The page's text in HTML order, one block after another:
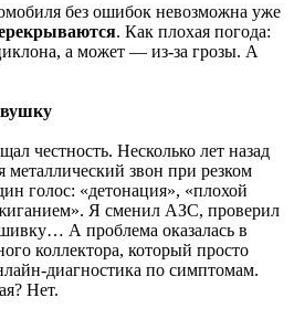
без ошибок невозможна уже
. Как плохая погода:
а может — из-за грозы. А
честность. Несколько лет назад
звон при резком
голос: «детонация», «плохой
Я сменил АЗС, проверил
А проблема оказалась в
коллектора, который просто
диагностика по симптомам.
Нет.